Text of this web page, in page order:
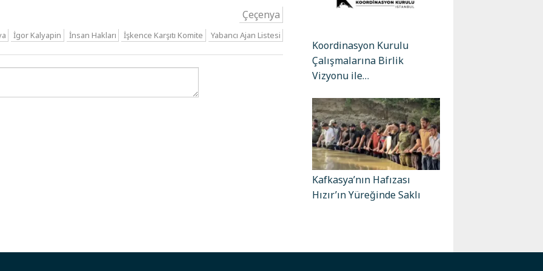
Çeçenya
İgor Kalyapin İnsan Hakları İşkence Karşıtı Komite Yabancı Ajan Listesi
Koordinasyon Kurulu
Çalışmalarına Birlik
Vizyonu ile…
Kafkasya’nın Hafızası
Hızır’ın Yüreğinde Saklı